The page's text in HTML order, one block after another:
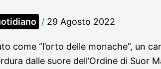
/ 29 Agosto 2022
come “l’orto delle monache”, un
dalle suore dell’Ordine di Suor